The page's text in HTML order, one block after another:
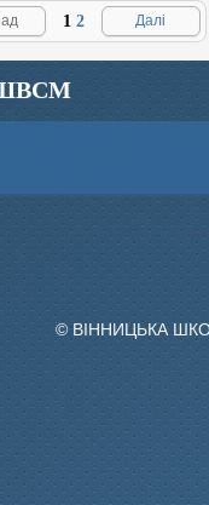
1 2 Далі
© ВІННИЦЬКА